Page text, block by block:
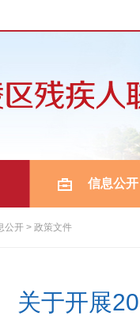
信息公开
公开 > 政策文件
关于开展